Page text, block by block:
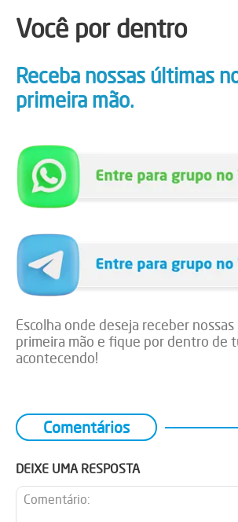
Você por dentro
Receba nossas últimas
primeira mão.
Escolha onde deseja receber
primeira mão e fique por dentro de
acontecendo!
Comentários
DEIXE UMA RESPOSTA